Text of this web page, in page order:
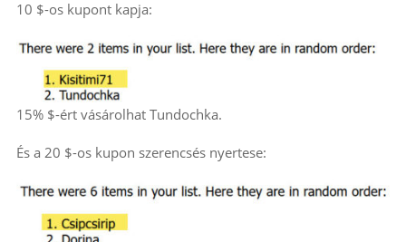
10 $-os kupont kapja:
15% $-ért vásárolhat Tundochka.
És a 20 $-os kupon szerencsés nyertese: